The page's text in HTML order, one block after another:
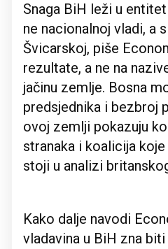
Snaga BiH leži u
ne nacionalnoj vladi, a
Švicarskoj, piše
rezultate, a ne na
jačinu zemlje. Bosna
predsjednika i bezbroj
ovoj zemlji pokazuju
stranaka i koalicija
stoji u analizi
Kako dalje navodi
vladavina u BiH zna